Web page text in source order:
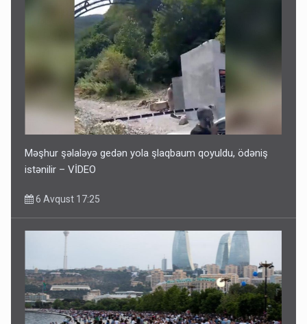
Məşhur şəlaləyə gedən yola şlaqbaum qoyuldu, ödəniş
istənilir – VİDEO
6 Avqust 17:25